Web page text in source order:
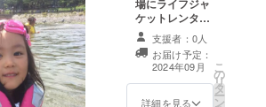
いただく必要が
ございます。 領
収書の発送は、6
月1日以降順次発
送いたします。
※領収証は
ズン終了後の9月
末頃を予定して
います。 このプ
ロジェクトの寄
付は寄付金控除
の対象になりま
す。 「寄附金控
除」をお受けい
しくは、ライフ
ガードが常駐す
る海水浴場で
す。） 希望者に
は、マリンス
ポーツ財団レン
タルステーショ
場にライフジャ
ケットレンタル
ステーションを
設置します。
（条件は、管理
者もしくは、ラ
イフガードが常
駐する海水浴場
支援者：0人
お届け予定：
2024年09月
詳細を見る
こ
の
リ
タ
ー
ン